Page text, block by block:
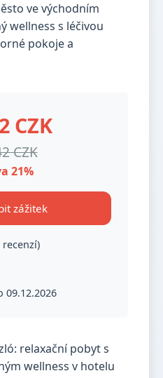
ve východním
wellness s léčivou
pokoje a
CZK
CZK
21%
zážitek
recenzí)
09.12.2026